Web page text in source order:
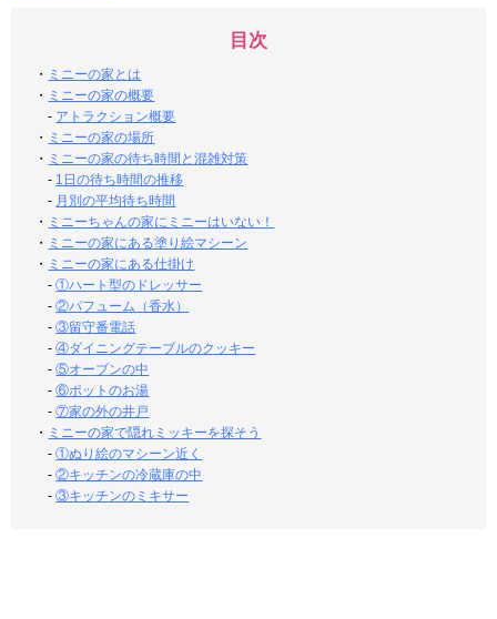
目次
・ ミニーの家とは
・ ミニーの家の概要
- アトラクション概要
・ ミニーの家の場所
・ ミニーの家の待ち時間と混雑対策
- 1日の待ち時間の推移
- 月別の平均待ち時間
・ ミニーちゃんの家にミニーはいない！
・ ミニーの家にある塗り絵マシーン
・ ミニーの家にある仕掛け
-①ハート型のドレッサー
-②パフューム（香水）
-③留守番電話
-④ダイニングテーブルのクッキー
-⑤オーブンの中
-⑥ポットのお湯
-⑦家の外の井戸
・ ミニーの家で隠れミッキーを探そう
-①ぬり絵のマシーン近く
-②キッチンの冷蔵庫の中
-③キッチンのミキサー